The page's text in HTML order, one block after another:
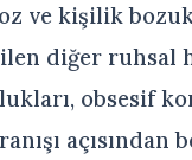
ve kişilik
diğer ruhsal
obsesif
açısından